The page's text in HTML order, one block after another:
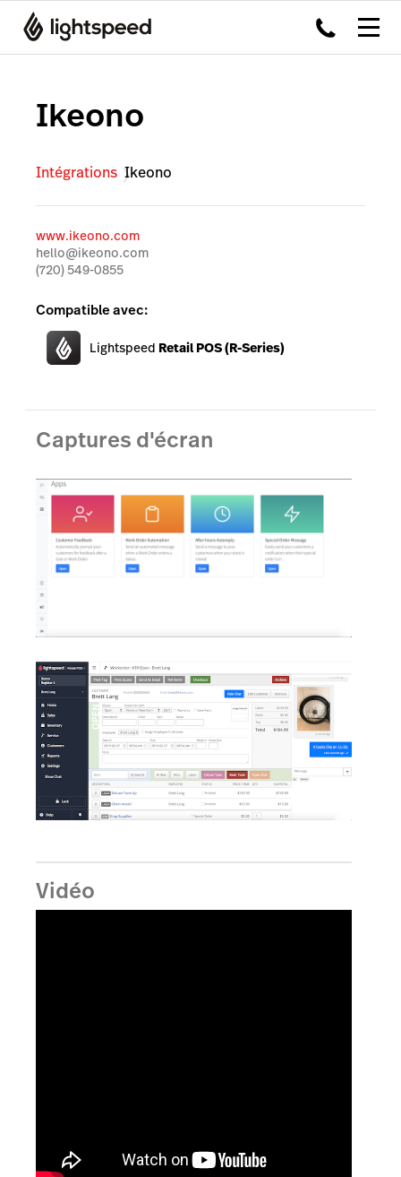
Ikeono
Intégrations Ikeono
www.ikeono.com
hello@ikeono.com
(720) 549-0855
Compatible avec:
Lightspeed Retail POS (R-Series)
Captures d'écran
Vidéo